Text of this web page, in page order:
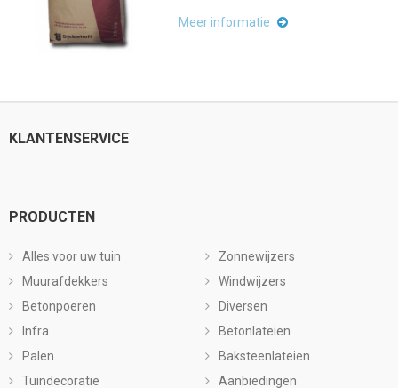
Meer informatie
KLANTENSERVICE
PRODUCTEN
Alles voor uw tuin
Muurafdekkers
Betonpoeren
Infra
Palen
Tuindecoratie
Zonnewijzers
Windwijzers
Diversen
Betonlateien
Baksteenlateien
Aanbiedingen